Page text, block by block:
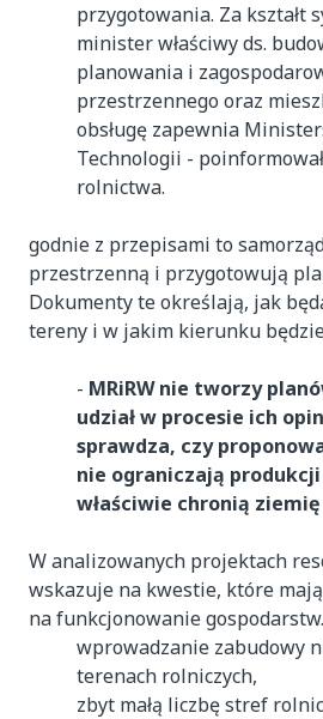
przygotowania. Za kształt
minister właściwy ds.
planowania i
przestrzennego oraz
obsługę zapewnia
Technologii -
rolnictwa.
godnie z przepisami to
przestrzenną i przygotowują
Dokumenty te określają, jak
tereny i w jakim kierunku
- MRiRW nie tworzy
udział w procesie ich
sprawdza, czy
nie ograniczają
właściwie chronią ziemię
W analizowanych projektach
wskazuje na kwestie, które
na funkcjonowanie
wprowadzanie zabudowy
terenach rolniczych,
zbyt małą liczbę stref